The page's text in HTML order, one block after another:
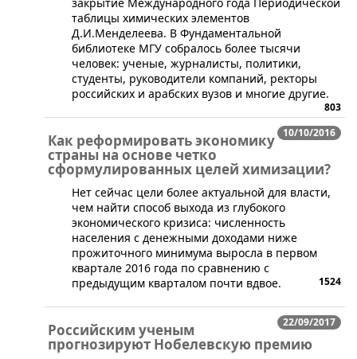
закрытие Международного года Периодической
таблицы химических элементов
Д.И.Менделеева. В Фундаментальной
библиотеке МГУ собралось более тысячи
человек: ученые, журналисты, политики,
студенты, руководители компаний, ректоры
российских и арабских вузов и многие другие.
803
10/10/2016
Как реформировать экономику
страны на основе четко
сформулированных целей химизации?
​Нет сейчас цели более актуальной для власти,
чем найти способ выхода из глубокого
экономического кризиса: численность
населения с денежными доходами ниже
прожиточного минимума выросла в первом
квартале 2016 года по сравнению с
предыдущим кварталом почти вдвое.
1524
22/09/2017
Российским ученым
прогнозируют Нобелевскую премию